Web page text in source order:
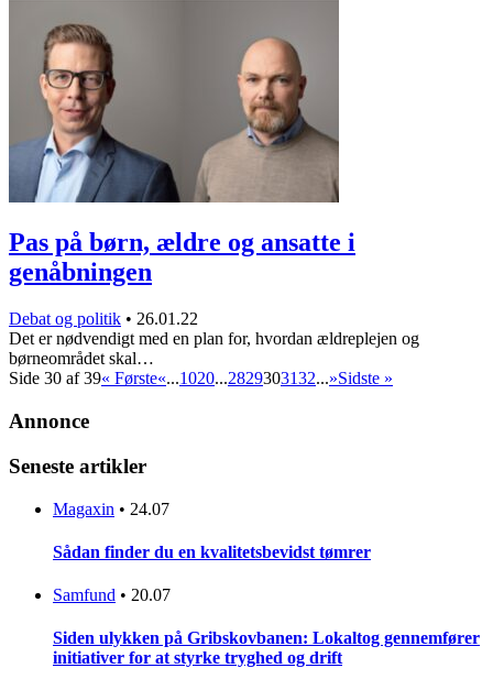
Pas på børn, ældre og ansatte i
genåbningen
Debat og politik • 26.01.22
Det er nødvendigt med en plan for, hvordan ældreplejen og
børneområdet skal…
Side 30 af 39« Første«...1020...2829303132...»Sidste »
Annonce
Seneste artikler
Magaxin • 24.07
Sådan finder du en kvalitetsbevidst tømrer
Samfund • 20.07
Siden ulykken på Gribskovbanen: Lokaltog gennemfører
initiativer for at styrke tryghed og drift